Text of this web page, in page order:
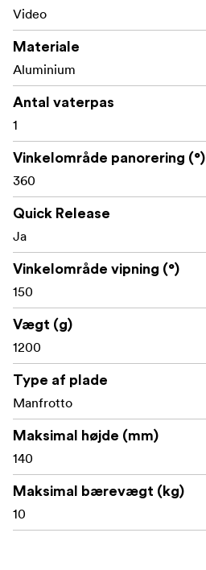
Video
Materiale
Aluminium
Antal vaterpas
1
Vinkelområde panorering (°)
360
Quick Release
Ja
Vinkelområde vipning (°)
150
Vægt (g)
1200
Type af plade
Manfrotto
Maksimal højde (mm)
140
Maksimal bærevægt (kg)
10